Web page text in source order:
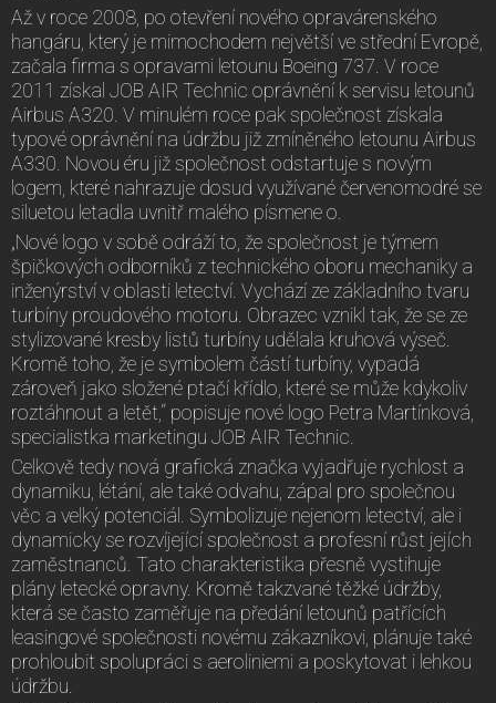
Až v roce 2008, po otevření nového opravárenského
hangáru, který je mimochodem největší ve střední Evropě,
začala firma s opravami letounu Boeing 737. V roce
2011 získal JOB AIR Technic oprávnění k servisu letounů
Airbus A320. V minulém roce pak společnost získala
typové oprávnění na údržbu již zmíněného letounu Airbus
A330. Novou éru již společnost odstartuje s novým
logem, které nahrazuje dosud využívané červenomodré se
siluetou letadla uvnitř malého písmene o.
„Nové logo v sobě odráží to, že společnost je týmem
špičkových odborníků z technického oboru mechaniky a
inženýrství v oblasti letectví. Vychází ze základního tvaru
turbíny proudového motoru. Obrazec vznikl tak, že se ze
stylizované kresby listů turbíny udělala kruhová výseč.
Kromě toho, že je symbolem částí turbíny, vypadá
zároveň jako složené ptačí křídlo, které se může kdykoliv
roztáhnout a letět,“ popisuje nové logo Petra Martínková,
specialistka marketingu JOB AIR Technic.
Celkově tedy nová grafická značka vyjadřuje rychlost a
dynamiku, létání, ale také odvahu, zápal pro společnou
věc a velký potenciál. Symbolizuje nejenom letectví, ale i
dynamicky se rozvíjející společnost a profesní růst jejích
zaměstnanců. Tato charakteristika přesně vystihuje
plány letecké opravny. Kromě takzvané těžké údržby,
která se často zaměřuje na předání letounů patřících
leasingové společnosti novému zákazníkovi, plánuje také
prohloubit spolupráci s aeroliniemi a poskytovat i lehkou
údržbu.